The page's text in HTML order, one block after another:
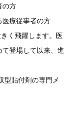
の方
医療従事者の方
く飛躍します。医
登場して以来、進
型貼付剤の専門メ